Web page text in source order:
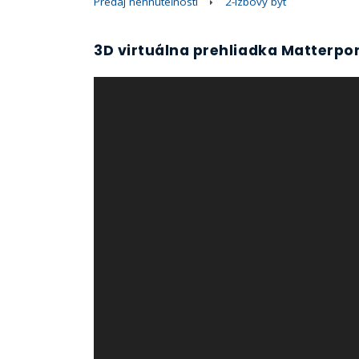
3D virtuálna prehliadka